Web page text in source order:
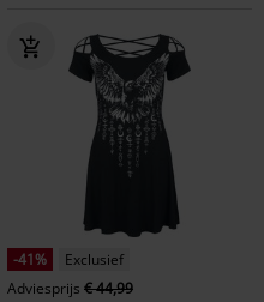
-41%
Exclusief
Adviesprijs € 44,99